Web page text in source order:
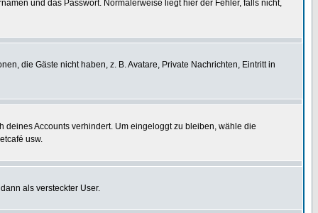
und das Passwort. Normalerweise liegt hier der Fehler, falls nicht,
die Gäste nicht haben, z. B. Avatare, Private Nachrichten, Eintritt in
Accounts verhindert. Um eingeloggt zu bleiben, wähle die
usw.
als versteckter User.